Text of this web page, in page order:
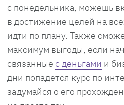
с понедельника, можешь
в достижение целей на
идти по плану. Также
максимум выгоды, если
связанные с деньгами и
дни попадется курс по
задумайся о его